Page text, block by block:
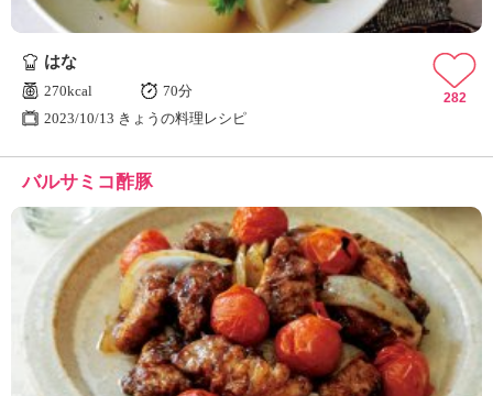
はな
270kcal
70分
2023/10/13 きょうの料理レシピ
282
バルサミコ酢豚